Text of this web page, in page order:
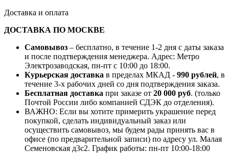
Доставка и оплата
ДОСТАВКА ПО МОСКВЕ
Самовывоз – бесплатно, в течение 1-2 дня с даты заказа
и после подтверждения менеджера. Адрес: Метро
Электрозаводская, пн-пт с 10:00 до 18:00.
Курьерская доставка в пределах МКАД - 990 рублей, в
течение 3-х рабочих дней со дня подтверждения заказа.
Бесплатная доставка при заказе от 20 000 руб. (только
Почтой России либо компанией СДЭК до отделения).
ВАЖНО: Если вы хотите примерить украшение перед
покупкой, сделать индивидуальный заказ или
осуществить самовывоз, мы будем рады принять вас в
офисе (по предварительной записи) по адресу ул. Малая
Семеновская д3с2. График работы: пн-пт 10:00-18:00